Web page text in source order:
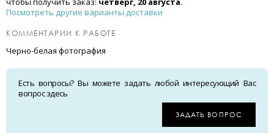
Посмотреть другие варианты доставки
КОММЕНТАРИИ К РАБОТЕ
Черно-белая фотография
Есть вопросы? Вы можете задать любой интересующий Вас
вопрос здесь
ЗАДАТЬ ВОПРОС